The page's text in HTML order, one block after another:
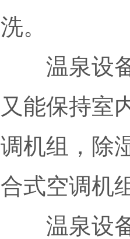
洗。
温泉设备
又能保持室
调机组，除
合式空调机
温泉设备